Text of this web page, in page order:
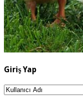
Giriş Yap